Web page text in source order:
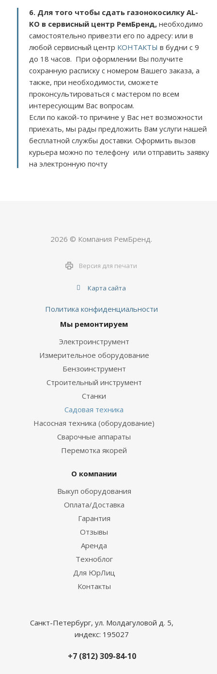
6. Для того чтобы сдать газонокосилку AL-
KO в сервисный центр РемБренд, необходимо
самостоятельно привезти его по адресу: или в
любой сервисный центр КОНТАКТЫ в будни с 9
до 18 часов. При оформлении Вы получите
сохранную расписку с номером Вашего заказа, а
также, при необходимости, сможете
проконсультироваться с мастером по всем
интересующим Вас вопросам.
Если по какой-то причине у Вас нет возможности
приехать, мы рады предложить Вам услуги нашей
бесплатной службы доставки. Оформить вызов
курьера можно по телефону или отправить заявку
на электронную почту
2026 © Компания РемБренд.
Версия для печати
Карта сайта
Политика конфиденциальности
Мы ремонтируем
Электроинструмент
Измерительное оборудование
Бензоинструмент
Строительный инструмент
Станки
Садовая техника
Насосная техника (оборудование)
Сварочные аппараты
Перемотка якорей
О компании
Выкуп оборудования
Оплата/Доставка
Гарантия
Отзывы
Аренда
Техноблог
Для ЮрЛиц
Контакты
Санкт-Петербург, ул. Молдагуловой д. 5,
индекс: 195027
+7 (812) 309-84-10